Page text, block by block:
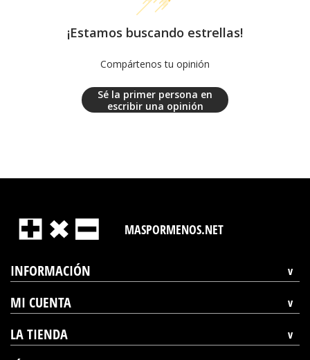
¡Estamos buscando estrellas!
Compártenos tu opinión
Sé la primer persona en
escribir una opinión
MASPORMENOS.NET
INFORMACIÓN
MI CUENTA
LA TIENDA